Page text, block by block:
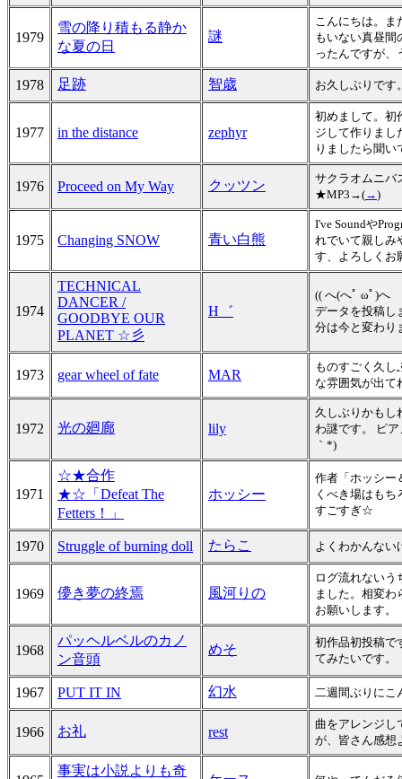
1979
雪の降り積もる静か
な夏の日
謎
こんにちは。
もいない真昼間
ったんですが、
1978 足跡 智歳 お久しぶりです
1977 in the distance zephyr
初めまして。初
ジして作りまし
りましたら聞い
1976 Proceed on My Way クッツン
サクラオムニバ
★MP3→(→)
1975 Changing SNOW 青い白熊
I've Soundや
れでいて親しみ
す、よろしくお
1974
TECHNICAL
DANCER /
GOODBYE OUR
PLANET ☆彡
H゛
(( へ(へﾟ ωﾟ)へ
データを投稿し
分は今と変わり
1973 gear wheel of fate MAR
ものすごく久し
な雰囲気が出て
1972 光の廻廊 lily
久しぶりかもし
わ謎です。 ピ
｀*)
1971
☆★合作
★☆「Defeat The
Fetters！」
ホッシー
作者「ホッシー
くべき場はも
すごすぎ☆
1970 Struggle of burning doll たらこ よくわかんな
1969 儚き夢の終焉 風河りの
ログ流れないう
ました。相変
お願いします。
1968
パッヘルベルのカノ
ン音頭
めそ
初作品初投稿で
てみたいです。
1967 PUT IT IN 幻水 二週間ぶりにこ
1966 お礼 rest
曲をアレンジし
が、皆さん感想
事実は小説よりも奇